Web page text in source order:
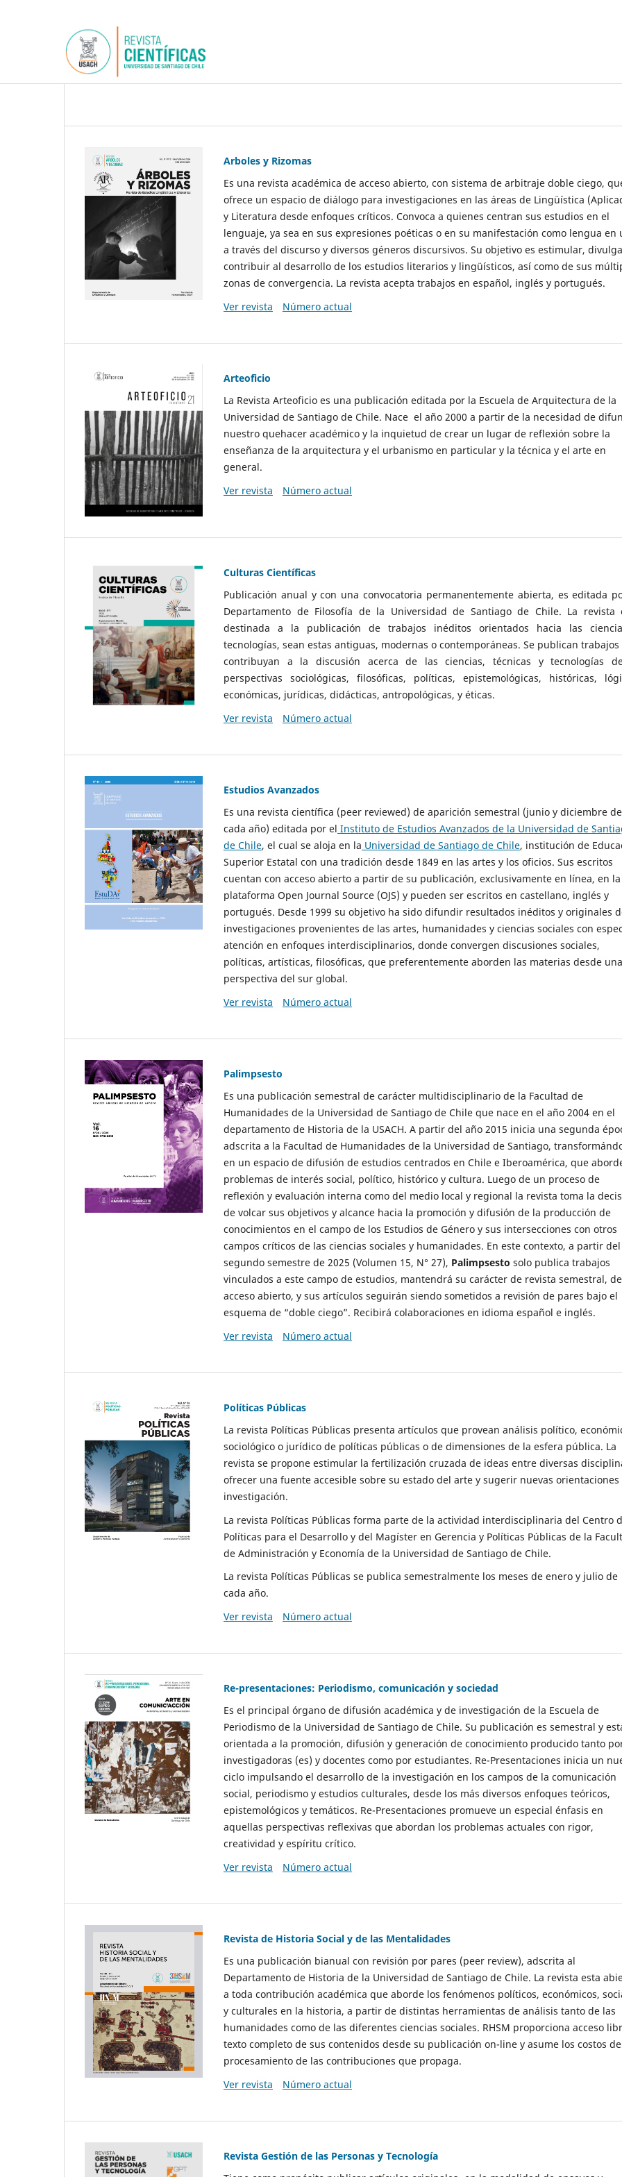
Arboles y Rizomas
Es una revista académica de acceso abierto, con sistema de arbitraje doble ciego,
ofrece un espacio de diálogo para investigaciones en las áreas de Lingüística
y Literatura desde enfoques críticos. Convoca a quienes centran sus estudios en el
lenguaje, ya sea en sus expresiones poéticas o en su manifestación como lengua en
a través del discurso y diversos géneros discursivos. Su objetivo es estimular,
contribuir al desarrollo de los estudios literarios y lingüísticos, así como de sus
zonas de convergencia. La revista acepta trabajos en español, inglés y portugués.
Ver revista
Número actual
Arteoficio
La Revista Arteoficio es una publicación editada por la Escuela de Arquitectura de la
Universidad de Santiago de Chile. Nace el año 2000 a partir de la necesidad de
nuestro quehacer académico y la inquietud de crear un lugar de reflexión sobre la
enseñanza de la arquitectura y el urbanismo en particular y la técnica y el arte en
general.
Ver revista
Número actual
Culturas Científicas
Publicación anual y con una convocatoria permanentemente abierta, es editada
Departamento de Filosofía de la Universidad de Santiago de Chile. La revista
destinada a la publicación de trabajos inéditos orientados hacia las
tecnologías, sean estas antiguas, modernas o contemporáneas. Se publican
contribuyan a la discusión acerca de las ciencias, técnicas y tecnologías
perspectivas sociológicas, filosóficas, políticas, epistemológicas, históricas,
económicas, jurídicas, didácticas, antropológicas, y éticas.
Ver revista
Número actual
Estudios Avanzados
Es una revista científica (peer reviewed) de aparición semestral (junio y diciembre de
cada año) editada por el Instituto de Estudios Avanzados de la Universidad de
de Chile, el cual se aloja en la Universidad de Santiago de Chile, institución de
Superior Estatal con una tradición desde 1849 en las artes y los oficios. Sus escritos
cuentan con acceso abierto a partir de su publicación, exclusivamente en línea, en la
plataforma Open Journal Source (OJS) y pueden ser escritos en castellano, inglés y
portugués. Desde 1999 su objetivo ha sido difundir resultados inéditos y originales
investigaciones provenientes de las artes, humanidades y ciencias sociales con
atención en enfoques interdisciplinarios, donde convergen discusiones sociales,
políticas, artísticas, filosóficas, que preferentemente aborden las materias desde una
perspectiva del sur global.
Ver revista
Número actual
Palimpsesto
Es una publicación semestral de carácter multidisciplinario de la Facultad de
Humanidades de la Universidad de Santiago de Chile que nace en el año 2004 en el
departamento de Historia de la USACH. A partir del año 2015 inicia una segunda
adscrita a la Facultad de Humanidades de la Universidad de Santiago,
en un espacio de difusión de estudios centrados en Chile e Iberoamérica, que
problemas de interés social, político, histórico y cultura. Luego de un proceso de
reflexión y evaluación interna como del medio local y regional la revista toma la
de volcar sus objetivos y alcance hacia la promoción y difusión de la producción de
conocimientos en el campo de los Estudios de Género y sus intersecciones con otros
campos críticos de las ciencias sociales y humanidades. En este contexto, a partir del
segundo semestre de 2025 (Volumen 15, N° 27), Palimpsesto solo publica trabajos
vinculados a este campo de estudios, mantendrá su carácter de revista semestral, de
acceso abierto, y sus artículos seguirán siendo sometidos a revisión de pares bajo el
esquema de “doble ciego”. Recibirá colaboraciones en idioma español e inglés.
Ver revista
Número actual
Políticas Públicas
La revista Políticas Públicas presenta artículos que provean análisis político,
sociológico o jurídico de políticas públicas o de dimensiones de la esfera pública. La
revista se propone estimular la fertilización cruzada de ideas entre diversas
ofrecer una fuente accesible sobre su estado del arte y sugerir nuevas orientaciones
investigación.
La revista Políticas Públicas forma parte de la actividad interdisciplinaria del Centro
Políticas para el Desarrollo y del Magíster en Gerencia y Políticas Públicas de la
de Administración y Economía de la Universidad de Santiago de Chile.
La revista Políticas Públicas se publica semestralmente los meses de enero y julio de
cada año.
Ver revista
Número actual
Re-presentaciones: Periodismo, comunicación y sociedad
Es el principal órgano de difusión académica y de investigación de la Escuela de
Periodismo de la Universidad de Santiago de Chile. Su publicación es semestral y
orientada a la promoción, difusión y generación de conocimiento producido tanto
investigadoras (es) y docentes como por estudiantes. Re-Presentaciones inicia un
ciclo impulsando el desarrollo de la investigación en los campos de la comunicación
social, periodismo y estudios culturales, desde los más diversos enfoques teóricos,
epistemológicos y temáticos. Re-Presentaciones promueve un especial énfasis en
aquellas perspectivas reflexivas que abordan los problemas actuales con rigor,
creatividad y espíritu crítico.
Ver revista
Número actual
Revista de Historia Social y de las Mentalidades
Es una publicación bianual con revisión por pares (peer review), adscrita al
Departamento de Historia de la Universidad de Santiago de Chile. La revista esta
a toda contribución académica que aborde los fenómenos políticos, económicos,
y culturales en la historia, a partir de distintas herramientas de análisis tanto de las
humanidades como de las diferentes ciencias sociales. RHSM proporciona acceso
texto completo de sus contenidos desde su publicación on-line y asume los costos de
procesamiento de las contribuciones que propaga.
Ver revista
Número actual
Revista Gestión de las Personas y Tecnología